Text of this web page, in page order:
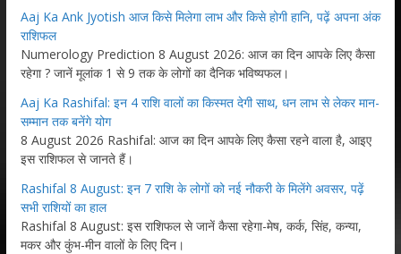
Aaj Ka Ank Jyotish आज किसे मिलेगा लाभ और किसे होगी हानि, पढ़ें अपना अंक
राशिफल
Numerology Prediction 8 August 2026: आज का दिन आपके लिए कैसा
रहेगा ? जानें मूलांक 1 से 9 तक के लोगों का दैनिक भविष्यफल।
Aaj Ka Rashifal: इन 4 राशि वालों का किस्मत देगी साथ, धन लाभ से लेकर मान-
सम्मान तक बनेंगे योग
8 August 2026 Rashifal: आज का दिन आपके लिए कैसा रहने वाला है, आइए
इस राशिफल से जानते हैं।
Rashifal 8 August: इन 7 राशि के लोगों को नई नौकरी के मिलेंगे अवसर, पढ़ें
सभी राशियों का हाल
Rashifal 8 August: इस राशिफल से जानें कैसा रहेगा-मेष, कर्क, सिंह, कन्या,
मकर और कुंभ-मीन वालों के लिए दिन।